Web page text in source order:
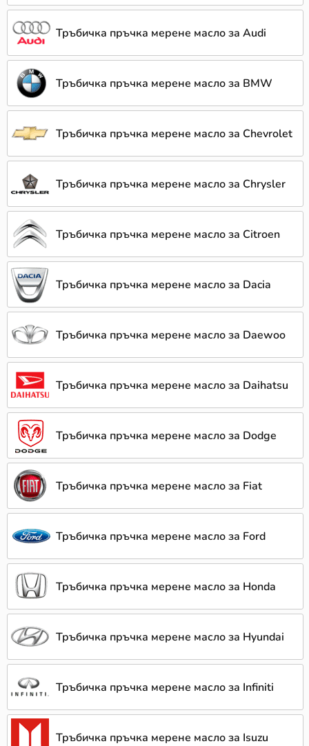
Тръбичка пръчка мерене масло за Audi
Тръбичка пръчка мерене масло за BMW
Тръбичка пръчка мерене масло за Chevrolet
Тръбичка пръчка мерене масло за Chrysler
Тръбичка пръчка мерене масло за Citroen
Тръбичка пръчка мерене масло за Dacia
Тръбичка пръчка мерене масло за Daewoo
Тръбичка пръчка мерене масло за Daihatsu
Тръбичка пръчка мерене масло за Dodge
Тръбичка пръчка мерене масло за Fiat
Тръбичка пръчка мерене масло за Ford
Тръбичка пръчка мерене масло за Honda
Тръбичка пръчка мерене масло за Hyundai
Тръбичка пръчка мерене масло за Infiniti
Тръбичка пръчка мерене масло за Isuzu